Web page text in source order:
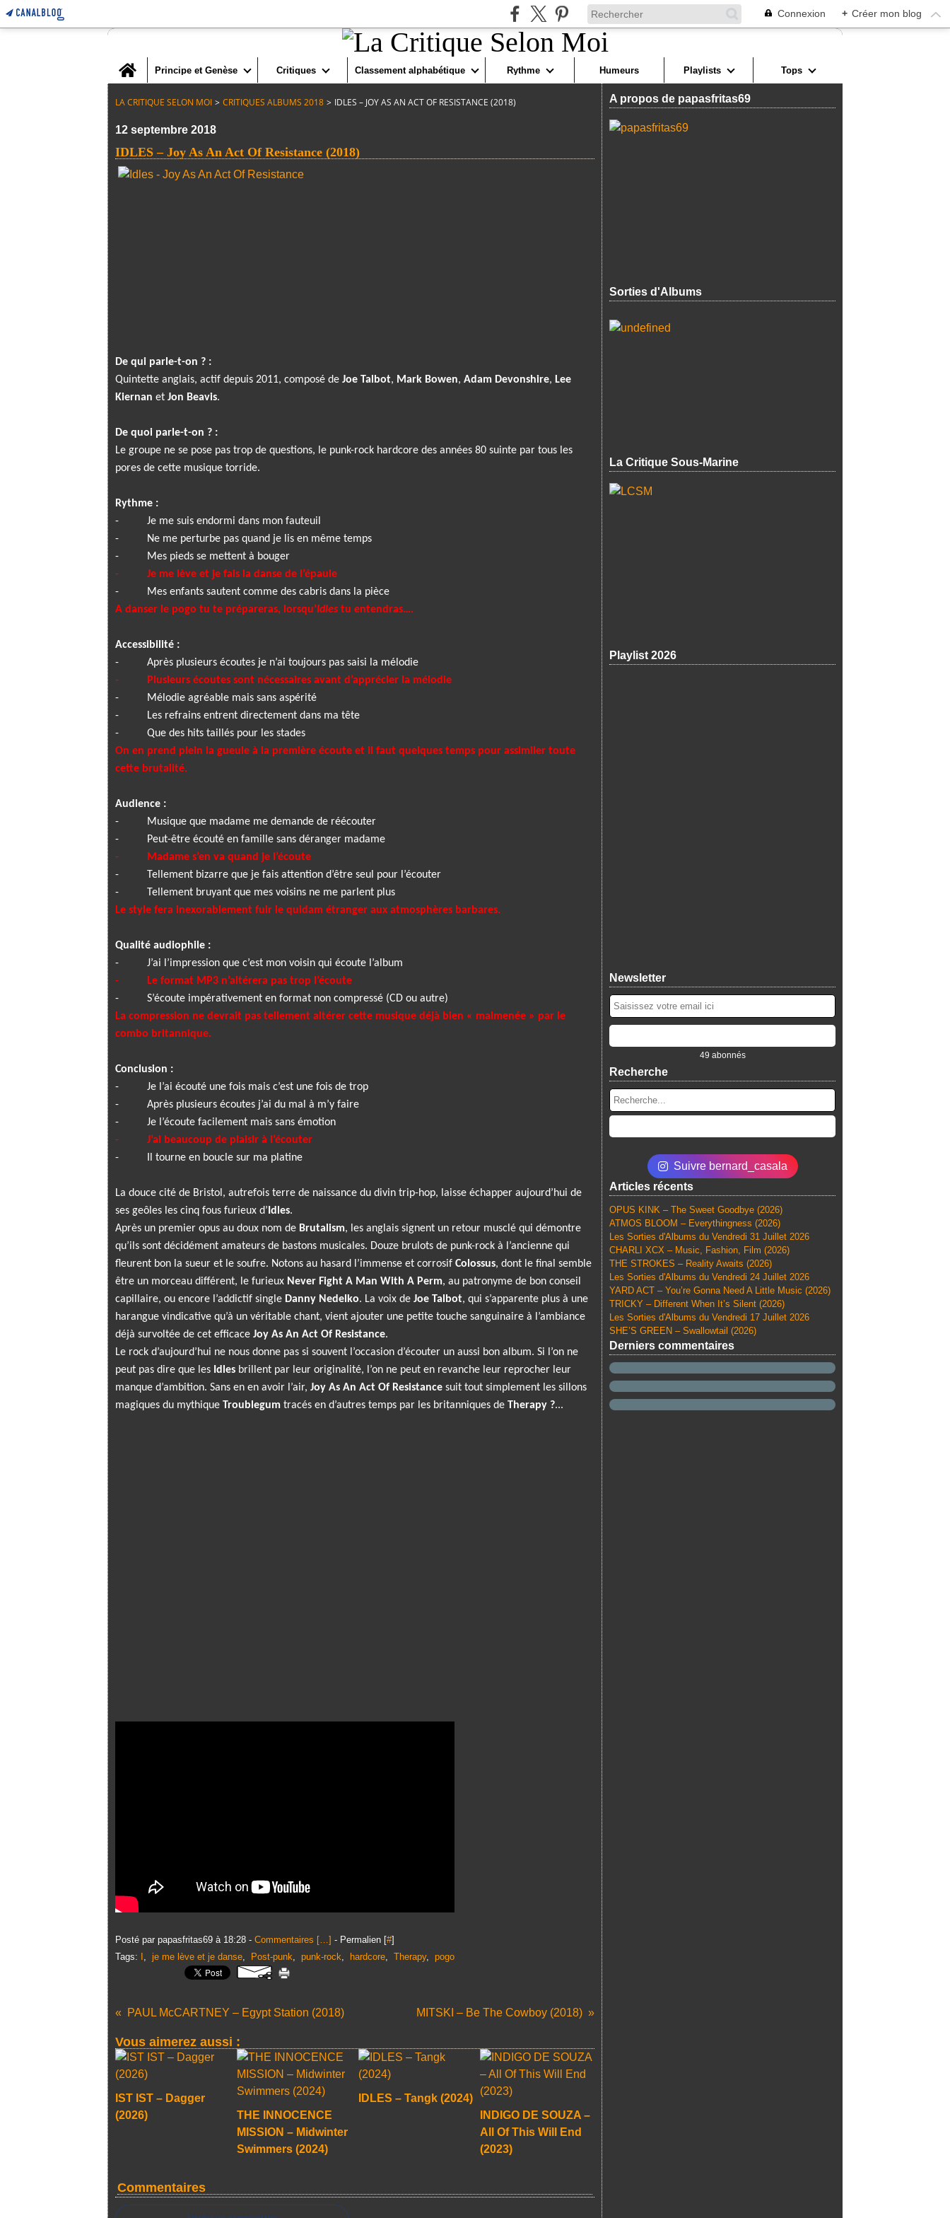
Connexion + Créer mon blog
Home
Principe et Genèse Critiques Classement alphabétique Rythme Humeurs Playlists Tops
LA CRITIQUE SELON MOI > CRITIQUES ALBUMS 2018 > IDLES – JOY AS AN ACT OF RESISTANCE (2018)
12 septembre 2018
IDLES – Joy As An Act Of Resistance (2018)
De qui parle-t-on ? :
Quintette anglais, actif depuis 2011, composé de Joe Talbot, Mark Bowen, Adam Devonshire, Lee
Kiernan et Jon Beavis.
De quoi parle-t-on ? :
Le groupe ne se pose pas trop de questions, le punk-rock hardcore des années 80 suinte par tous les
pores de cette musique torride.
Rythme :
-
Je me suis endormi dans mon fauteuil
-
Ne me perturbe pas quand je lis en même temps
-
Mes pieds se mettent à bouger
-
Je me lève et je fais la danse de l’épaule
-
Mes enfants sautent comme des cabris dans la pièce
A danser le pogo tu te prépareras, lorsqu’Idles tu entendras….
Accessibilité :
-
Après plusieurs écoutes je n’ai toujours pas saisi la mélodie
-
Plusieurs écoutes sont nécessaires avant d’apprécier la mélodie
-
Mélodie agréable mais sans aspérité
-
Les refrains entrent directement dans ma tête
-
Que des hits taillés pour les stades
On en prend plein la gueule à la première écoute et il faut quelques temps pour assimiler toute
cette brutalité.
Audience :
-
Musique que madame me demande de réécouter
-
Peut-être écouté en famille sans déranger madame
-
Madame s’en va quand je l’écoute
-
Tellement bizarre que je fais attention d’être seul pour l’écouter
-
Tellement bruyant que mes voisins ne me parlent plus
Le style fera inexorablement fuir le quidam étranger aux atmosphères barbares.
Qualité audiophile :
-
J’ai l’impression que c’est mon voisin qui écoute l’album
-
Le format MP3 n’altérera pas trop l’écoute
-
S’écoute impérativement en format non compressé (CD ou autre)
La compression ne devrait pas tellement altérer cette musique déjà bien « malmenée » par le
combo britannique.
Conclusion :
-
Je l’ai écouté une fois mais c’est une fois de trop
-
Après plusieurs écoutes j’ai du mal à m’y faire
-
Je l’écoute facilement mais sans émotion
-
J’ai beaucoup de plaisir à l’écouter
-
Il tourne en boucle sur ma platine
La douce cité de Bristol, autrefois terre de naissance du divin trip-hop, laisse échapper aujourd’hui de
ses geôles les cinq fous furieux d’ Idles.
Après un premier opus au doux nom de Brutalism, les anglais signent un retour musclé qui démontre
qu’ils sont décidément amateurs de bastons musicales. Douze brulots de punk-rock à l’ancienne qui
fleurent bon la sueur et le soufre. Notons au hasard l’immense et corrosif Colossus, dont le final semble
être un morceau différent, le furieux Never Fight A Man With A Perm, au patronyme de bon conseil
capillaire, ou encore l’addictif single Danny Nedelko. La voix de Joe Talbot, qui s’apparente plus à une
harangue vindicative qu’à un véritable chant, vient ajouter une petite touche sanguinaire à l’ambiance
déjà survoltée de cet efficace Joy As An Act Of Resistance.
Le rock d’aujourd’hui ne nous donne pas si souvent l’occasion d’écouter un aussi bon album. Si l’on ne
peut pas dire que les Idles brillent par leur originalité, l’on ne peut en revanche leur reprocher leur
manque d’ambition. Sans en en avoir l’air, Joy As An Act Of Resistance suit tout simplement les sillons
magiques du mythique Troublegum tracés en d’autres temps par les britanniques de Therapy ?...
Posté par papasfritas69 à 18:28 - Commentaires […] - Permalien [#]
Tags:
, je me lève et je danse, Post-punk, punk-rock, hardcore, Therapy, pogo
PAUL McCARTNEY – Egypt Station (2018) MITSKI – Be The Cowboy (2018)
Vous aimerez aussi :
IST IST – Dagger
(2026)
THE INNOCENCE
MISSION – Midwinter
Swimmers (2024)
IDLES – Tangk (2024)
INDIGO DE SOUZA –
All Of This Will End
(2023)
Commentaires
A propos de papasfritas69
Sorties d'Albums
La Critique Sous-Marine
Playlist 2026
Newsletter
49 abonnés
Recherche
Suivre bernard_casala
Articles récents
OPUS KINK – The Sweet Goodbye (2026)
ATMOS BLOOM – Everythingness (2026)
Les Sorties d'Albums du Vendredi 31 Juillet 2026
CHARLI XCX – Music, Fashion, Film (2026)
THE STROKES – Reality Awaits (2026)
Les Sorties d'Albums du Vendredi 24 Juillet 2026
YARD ACT – You’re Gonna Need A Little Music (2026)
TRICKY – Different When It’s Silent (2026)
Les Sorties d'Albums du Vendredi 17 Juillet 2026
SHE’S GREEN – Swallowtail (2026)
Derniers commentaires